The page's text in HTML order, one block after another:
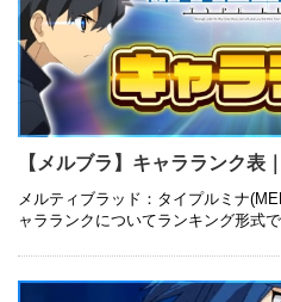
【メルブラ】キャラランク表
メルティブラッド：タイプルミナ
ャラランクについてランキング形式